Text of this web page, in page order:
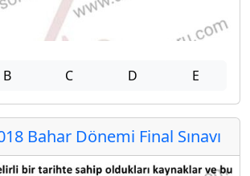
B C D E
Bahar Dönemi Final Sınavı